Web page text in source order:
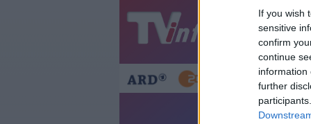
If you wish
sensitive
confirm
continue
information
further
Gestern